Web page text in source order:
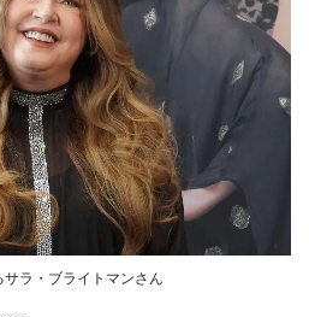
ラ・ブライトマンさん